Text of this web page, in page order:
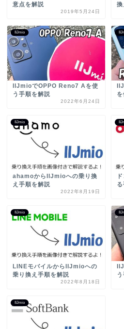
意点を解説
2019年5月24日
換
IIJmio
IIJmioでOPPO Reno7 Aを使
う手順を解説
2022年6月24日
IIJmio
ahamoからIIJmioへの乗り換
え手順を解説
2022年8月19日
IIJmio
LINEモバイルからIIJmioへの
乗り換え手順を解説
2022年8月18日
IIJmio